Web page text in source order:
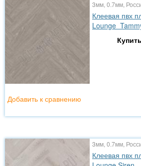
3мм, 0.7мм,
Клеевая пвх
Lounge
Добавить к сравнению
3мм, 0.7мм,
Клеевая пвх